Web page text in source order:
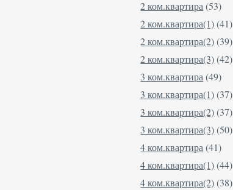
2 ком.квартира (53)
2 ком.квартира(1)(41)
2 ком.квартира(2)(39)
2 ком.квартира(3)(42)
3 ком.квартира (49)
3 ком.квартира(1)(37)
3 ком.квартира(2)(37)
3 ком.квартира(3)(50)
4 ком.квартира (41)
4 ком.квартира(1)(44)
4 ком.квартира(2)(38)